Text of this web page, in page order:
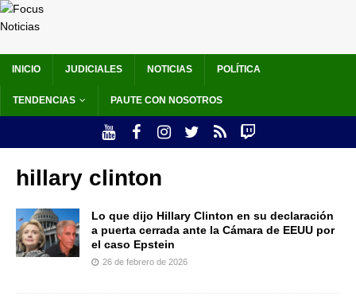
INICIO JUDICIALES NOTICIAS POLÍTICA
TENDENCIAS PAUTE CON NOSOTROS
hillary clinton
Lo que dijo Hillary Clinton en su declaración
a puerta cerrada ante la Cámara de EEUU por
el caso Epstein
26 de febrero de 2026